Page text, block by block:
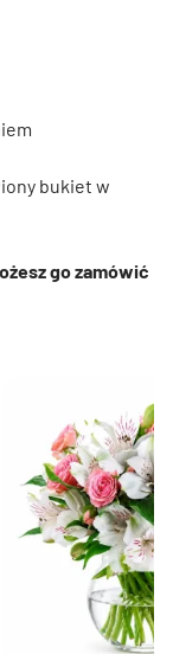
bukiet w
go zamówić